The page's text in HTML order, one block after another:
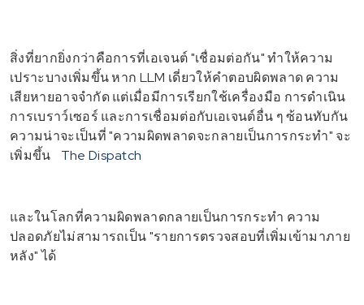
สิ่งที่ยากยิ่งกว่าคือการที่เอเจนต์ "เชื่อมต่อกัน" ทำให้ความ
เปราะบางเพิ่มขึ้น หาก LLM เดี่ยวให้คำตอบผิดพลาด ความ
เสียหายอาจจำกัด แต่เมื่อมีการเรียกใช้เครื่องมือ การดำเนิน
การเบราว์เซอร์ และการเชื่อมต่อกับเอเจนต์อื่น ๆ ซ้อนทับกัน
ความน่าจะเป็นที่ "ความผิดพลาดจะกลายเป็นการกระทำ" จะ
เพิ่มขึ้น
The Dispatch
และในโลกที่ความผิดพลาดกลายเป็นการกระทำ ความ
ปลอดภัยไม่สามารถเป็น "รายการตรวจสอบที่เพิ่มเข้ามาภาย
หลัง" ได้